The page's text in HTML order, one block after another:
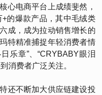
心电商平台上成绩斐然，
的爆款产品，其中毛绒类
成，成为拉动销售增长的
特精准捕捉年轻消费者情
乐章”、“CRYBABY眼泪
消费者广泛关注。
还不断加大供应链建设投